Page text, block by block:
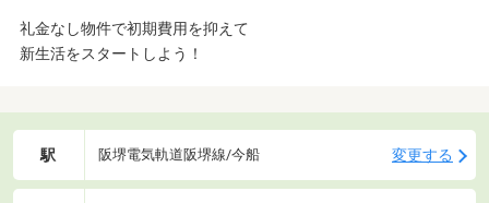
礼金なし物件で初期費用を抑えて
新生活をスタートしよう！
駅 阪堺電気軌道阪堺線/今船 変更する